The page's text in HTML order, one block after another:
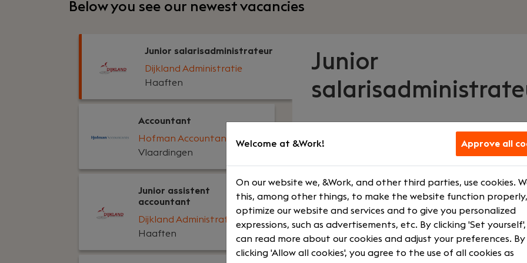
Below you see our newest vacancies
Junior salarisadministrateur
Dijkland Administratie
Haaften
Accountant
Hofman Accountants
Vlaardingen
Junior assistent
accountant
Dijkland Administratie
Haaften
Junior
Haaften
Your role
Payroll Administrator
Fulltime
What we
€ 2500 - €
Courses and
Flexible hours
Welcome at &Work! Approve all
On our website we, &Work, and other third parties, use cookies.
this, among other things, to make the website function
optimize our website and services and to give you personalized
expressions, such as advertisements, etc. By clicking 'Set
can read more about our cookies and adjust your preferences. By
clicking 'Allow all cookies', you agree to the use of all cookies as